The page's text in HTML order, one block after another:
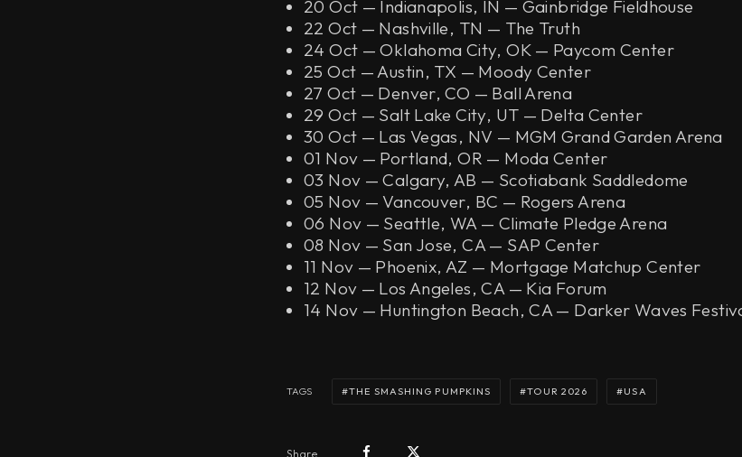
20 Oct — Indianapolis, IN — Gainbridge Fieldhouse
22 Oct — Nashville, TN — The Truth
24 Oct — Oklahoma City, OK — Paycom Center
25 Oct — Austin, TX — Moody Center
27 Oct — Denver, CO — Ball Arena
29 Oct — Salt Lake City, UT — Delta Center
30 Oct — Las Vegas, NV — MGM Grand Garden Arena
01 Nov — Portland, OR — Moda Center
03 Nov — Calgary, AB — Scotiabank Saddledome
05 Nov — Vancouver, BC — Rogers Arena
06 Nov — Seattle, WA — Climate Pledge Arena
08 Nov — San Jose, CA — SAP Center
11 Nov — Phoenix, AZ — Mortgage Matchup Center
12 Nov — Los Angeles, CA — Kia Forum
14 Nov — Huntington Beach, CA — Darker Waves
TAGS THE SMASHING PUMPKINS TOUR 2026 USA
Share